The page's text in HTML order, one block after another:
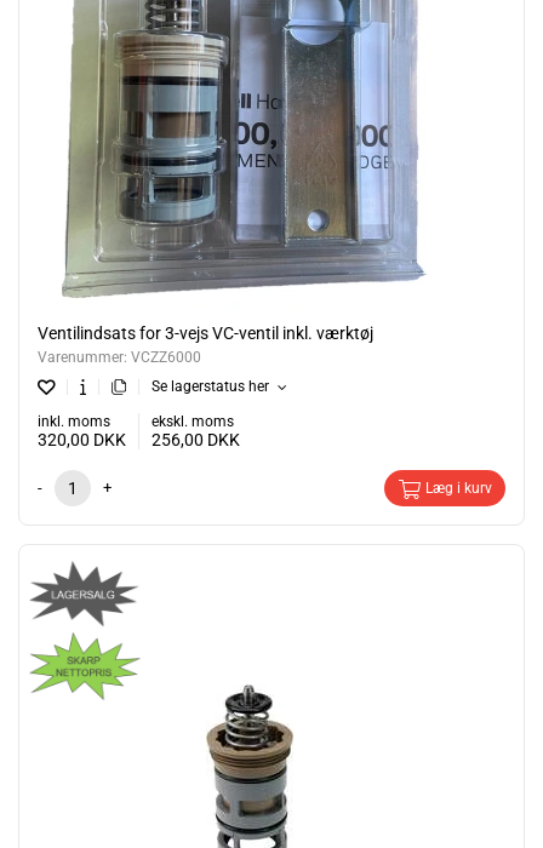
Ventilindsats for 3-vejs VC-ventil inkl. værktøj
Varenummer: VCZZ6000
Se lagerstatus her
inkl. moms
320,00 DKK
ekskl. moms
256,00 DKK
- + Læg i kurv